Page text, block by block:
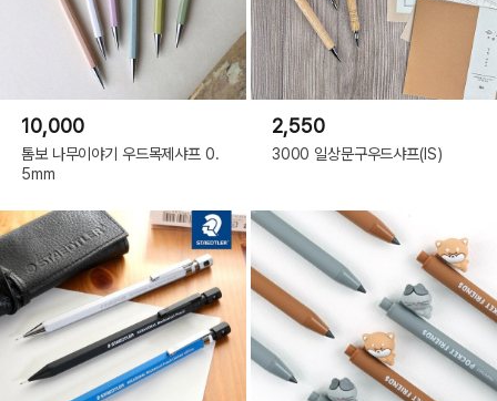
10,000
톰보 나무이야기 우드목제샤프 0.
5mm
2,550
3000 일상문구우드샤프(IS)